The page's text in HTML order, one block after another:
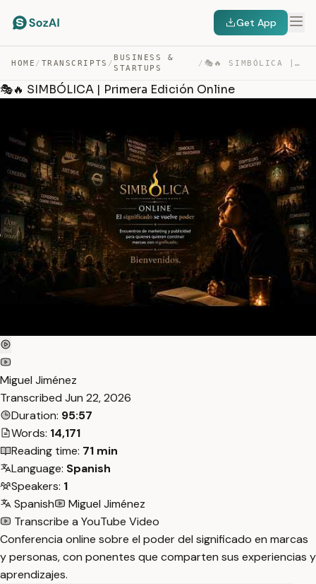
Get App
HOME / TRANSCRIPTS /
BUSINESS &
STARTUPS
/ 🎭🔥 SIMBÓLICA | PRIMERA EDICIÓN ONLINE — TRANSCRIPT
🎭🔥 SIMBÓLICA | Primera Edición Online
Miguel Jiménez
Transcribed Jun 22, 2026
Duration: 95:57
Words: 14,171
Reading time: 71 min
Language: Spanish
Speakers: 1
Spanish
Miguel Jiménez
Transcribe a YouTube Video
Conferencia online sobre el poder del significado en marcas
y personas, con ponentes que comparten sus experiencias y
aprendizajes.